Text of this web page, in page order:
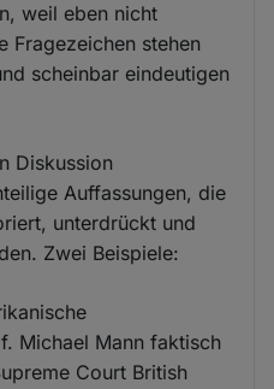
weil eben nicht
Fragezeichen stehen
scheinbar eindeutigen
Diskussion
Auffassungen, die
unterdrückt und
Zwei Beispiele:
Michael Mann faktisch
Court British